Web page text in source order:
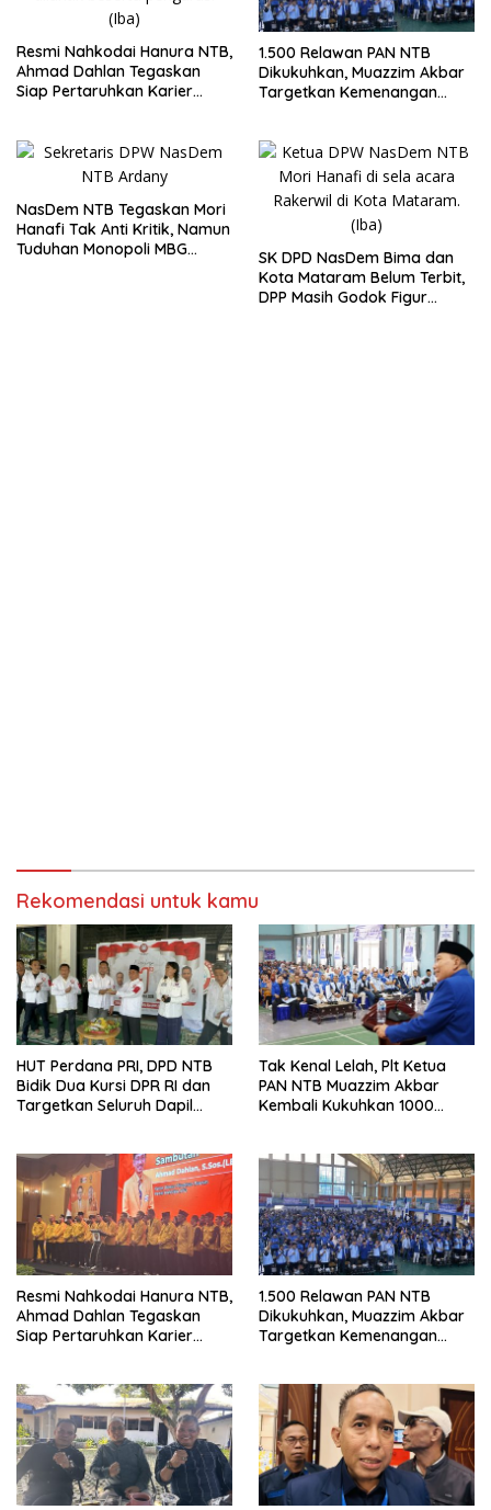
Resmi Nahkodai Hanura NTB,
Ahmad Dahlan Tegaskan
Siap Pertaruhkan Karier
1.500 Relawan PAN NTB
Dikukuhkan, Muazzim Akbar
Targetkan Kemenangan
NasDem NTB Tegaskan Mori
Hanafi Tak Anti Kritik, Namun
Tuduhan Monopoli MBG
SK DPD NasDem Bima dan
Kota Mataram Belum Terbit,
DPP Masih Godok Figur
Rekomendasi untuk kamu
HUT Perdana PRI, DPD NTB
Bidik Dua Kursi DPR RI dan
Targetkan Seluruh Dapil
Tak Kenal Lelah, Plt Ketua
PAN NTB Muazzim Akbar
Kembali Kukuhkan 1000
Resmi Nahkodai Hanura NTB,
Ahmad Dahlan Tegaskan
Siap Pertaruhkan Karier
1.500 Relawan PAN NTB
Dikukuhkan, Muazzim Akbar
Targetkan Kemenangan